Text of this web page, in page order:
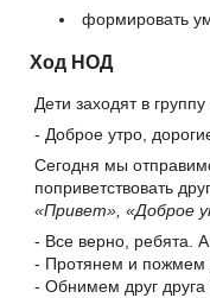
формировать
Ход НОД
Дети заходят в группу
- Доброе утро,
Сегодня мы
поприветствовать
«Привет», «Доброе
- Все верно, ребята. А
- Протянем и пожмем
- Обнимем друг друга